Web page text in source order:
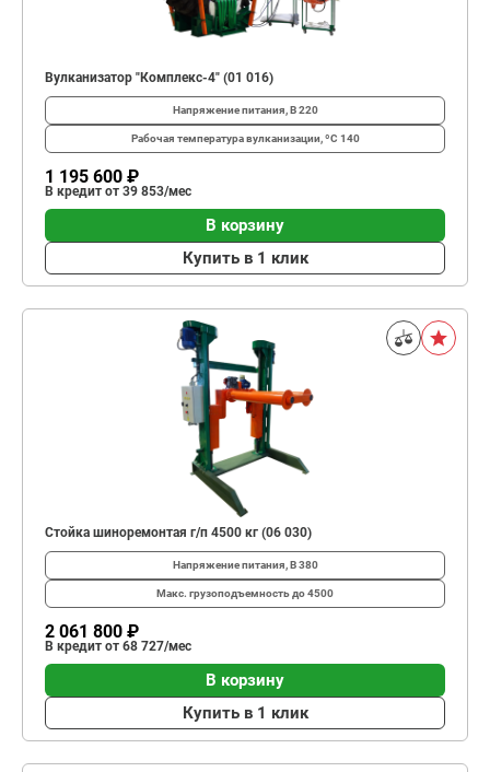
Вулканизатор "Комплекс-4" (01 016)
Напряжение питания, В220
Рабочая температура вулканизации, ºС 140
1 195 600 ₽
В кредит от 39 853/мес
В корзину
Купить в 1 клик
Стойка шиноремонтая г/п 4500 кг (06 030)
Напряжение питания, В380
Макс. грузоподъемностьдо 4500
2 061 800 ₽
В кредит от 68 727/мес
В корзину
Купить в 1 клик